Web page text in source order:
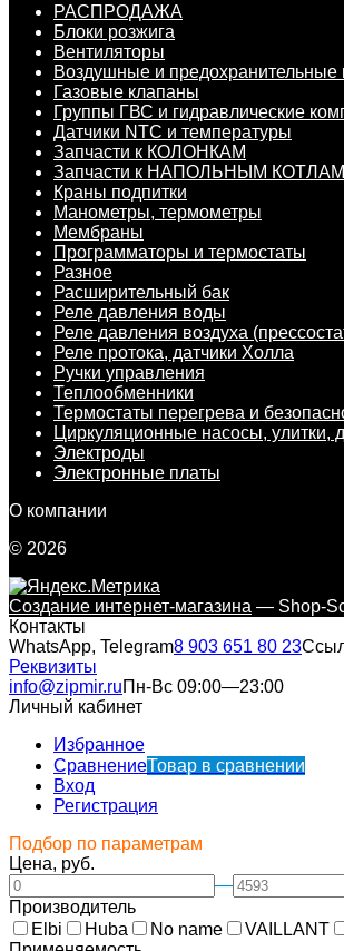
РАСПРОДАЖА
Блоки розжига
Вентиляторы
Воздушные и предохранительные
Газовые клапаны
Группы ГВС и гидравлические
Датчики NTC и температуры
Запчасти к КОЛОНКАМ
Запчасти к НАПОЛЬНЫМ КОТЛАМ
Краны подпитки
Манометры, термометры
Мембраны
Программаторы и термостаты
Разное
Расширительный бак
Реле давления воды
Реле давления воздуха
Реле протока, датчики Холла
Ручки управления
Теплообменники
Термостаты перегрева и
Циркуляционные насосы, улитки,
Электроды
Электронные платы
О компании
© 2026
Создание интернет-магазина — Shop-
Контакты
WhatsApp, Telegram8 903 651 80 23
Реквизиты
info@zipmir.ruПн-Вс 09:00—23:00
Личный кабинет
Избранное
СравнениеТовар в сравнении
Вход
Регистрация
Подбор по параметрам
Цена, руб.
—
Производитель
Elbi
Huba No name VAILLANT